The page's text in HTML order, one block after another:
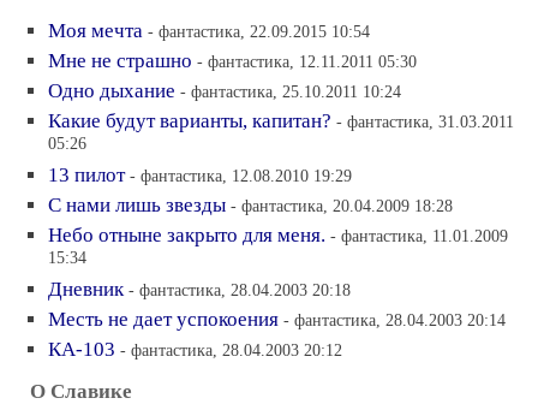
Моя мечта - фантастика, 22.09.2015 10:54
Мне не страшно - фантастика, 12.11.2011 05:30
Одно дыхание - фантастика, 25.10.2011 10:24
Какие будут варианты, капитан? - фантастика, 31.03.2011
05:26
13 пилот - фантастика, 12.08.2010 19:29
С нами лишь звезды - фантастика, 20.04.2009 18:28
Небо отныне закрыто для меня. - фантастика, 11.01.2009
15:34
Дневник - фантастика, 28.04.2003 20:18
Месть не дает успокоения - фантастика, 28.04.2003 20:14
КА-103 - фантастика, 28.04.2003 20:12
О Славике